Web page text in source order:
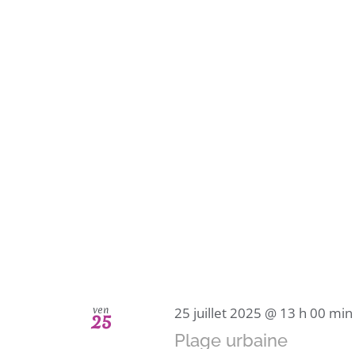
ven
25 25 juillet 2025 @ 13 h 00 min
Plage urbaine